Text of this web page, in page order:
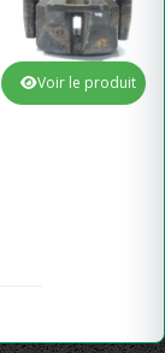
Voir le produit